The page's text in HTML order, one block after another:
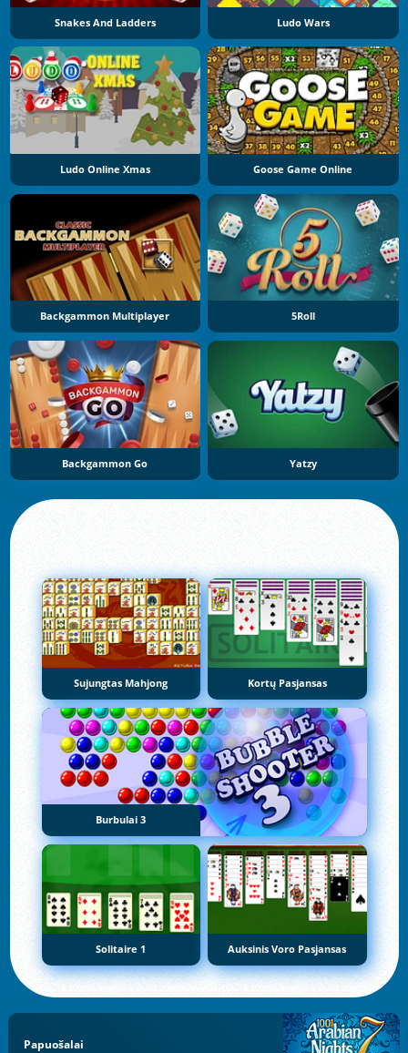
Snakes And Ladders Ludo Wars
Ludo Online Xmas Goose Game Online
Backgammon Multiplayer 5Roll
Backgammon Go Yatzy
Sujungtas Mahjong Kortų Pasjansas
Burbulai 3
Solitaire 1 Auksinis Voro Pasjansas
Papuošalai